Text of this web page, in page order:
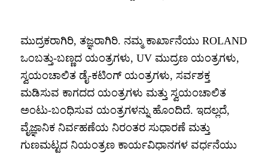
ಮುದ್ರಕರಾಗಿರಿ, ತಜ್ಞರಾಗಿರಿ. ನಮ್ಮ ಕಾರ್ಖಾನೆಯು ROLAND
ಒಂಬತ್ತು-ಬಣ್ಣದ ಯಂತ್ರಗಳು, UV ಮುದ್ರಣ ಯಂತ್ರಗಳು,
ಸ್ವಯಂಚಾಲಿತ ಡೈ-ಕಟಿಂಗ್ ಯಂತ್ರಗಳು, ಸರ್ವಶಕ್ತ
ಮಡಿಸುವ ಕಾಗದದ ಯಂತ್ರಗಳು ಮತ್ತು ಸ್ವಯಂಚಾಲಿತ
ಅಂಟು-ಬಂಧಿಸುವ ಯಂತ್ರಗಳನ್ನು ಹೊಂದಿದೆ. ಇದಲ್ಲದೆ,
ವೈಜ್ಞಾನಿಕ ನಿರ್ವಹಣೆಯ ನಿರಂತರ ಸುಧಾರಣೆ ಮತ್ತು
ಗುಣಮಟ್ಟದ ನಿಯಂತ್ರಣ ಕಾರ್ಯವಿಧಾನಗಳ ವರ್ಧನೆಯು